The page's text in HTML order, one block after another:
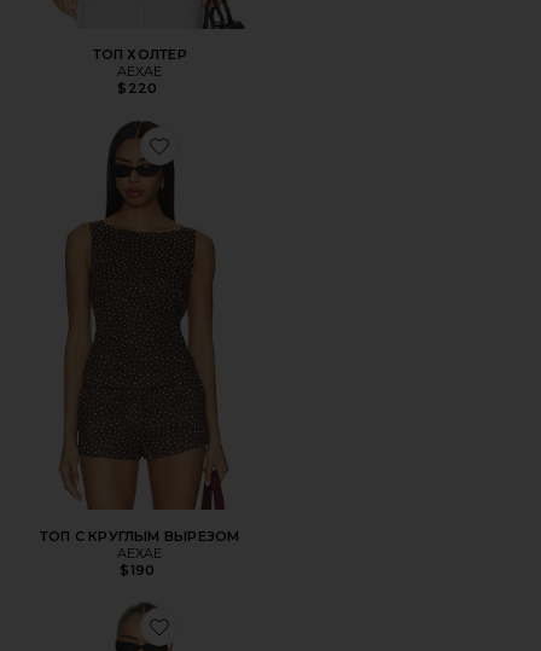
ТОП ХОЛТЕР
AEXAE
$220
Favorite ТОП С КРУГЛЫМ ВЫРЕЗОМ
ТОП С КРУГЛЫМ ВЫРЕЗОМ
AEXAE
$190
Favorite КОЖАНАЯ КУРТКА